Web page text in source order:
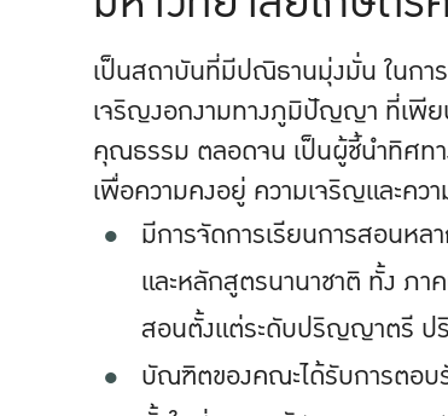
เป็นสถาบันที่มีปณิธานมุ่งมั่น ในการ
เจริญงอกงามทางภูมิปัญญา ที่เพีย
คุณธรรม ตลอดจน เป็นผู้ชี้นำทิศท
เพื่อความคงอยู่ ความเจริญและคว
มีการจัดการเรียนการสอนห
และหลักสูตรนานาชาติ ทั้ง ภา
สอนตั้งแต่ระดับปริญญาตรี
บัณฑิตของคณะได้รับการตอบ